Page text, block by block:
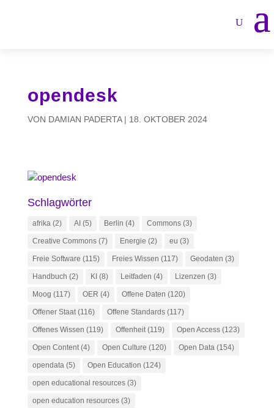
opendesk
VON DAMIAN PADERTA| 18. OKTOBER 2024
Schlagwörter
afrika(2) AI (5) Berlin (4) Commons(3)
Creative Commons(7) Energie (2) eu (3)
Freie Software (115) Freies Wissen (117) Geodaten (3)
Handbuch (2) KI (8) Leitfaden (4) Lizenzen (3)
Moog (117) OER (4) Offene Daten (120)
Offener Staat(116) Offene Standards(117)
Offenes Wissen (119) Offenheit(119) Open Access(123)
Open Content(4) Open Culture (120) Open Data(154)
opendata(5) Open Education (124)
open educational resources(3)
open education resources(3)